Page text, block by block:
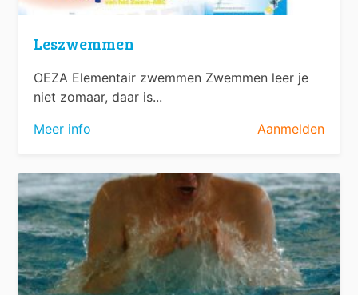
Leszwemmen
OEZA Elementair zwemmen Zwemmen leer je
niet zomaar, daar is...
Meer info
Aanmelden